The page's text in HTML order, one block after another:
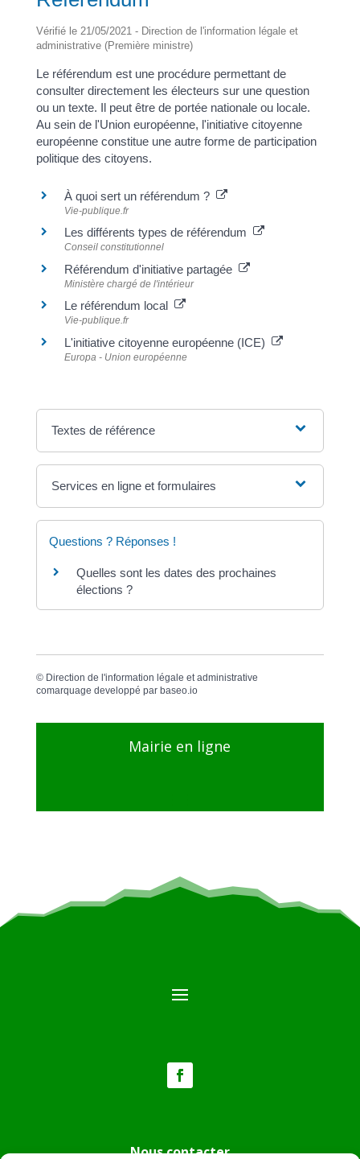
Vérifié le 21/05/2021 - Direction de l'information légale et
administrative (Première ministre)
Le référendum est une procédure permettant de
consulter directement les électeurs sur une question
ou un texte. Il peut être de portée nationale ou locale.
Au sein de l'Union européenne, l'initiative citoyenne
européenne constitue une autre forme de participation
politique des citoyens.
À quoi sert un référendum ?
Vie-publique.fr
Les différents types de référendum
Conseil constitutionnel
Référendum d'initiative partagée
Ministère chargé de l'intérieur
Le référendum local
Vie-publique.fr
L'initiative citoyenne européenne (ICE)
Europa - Union européenne
Textes de référence
Services en ligne et formulaires
Questions ? Réponses !
Quelles sont les dates des prochaines
élections ?
© Direction de l'information légale et administrative
comarquage developpé par baseo.io
Mairie en ligne
Nous contacter